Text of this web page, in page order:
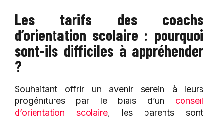
Les tarifs des coachs
d’orientation scolaire : pourquoi
sont-ils difficiles à appréhender
?
Souhaitant offrir un avenir serein à leurs
progénitures par le biais d’un conseil
d’orientation scolaire, les parents sont